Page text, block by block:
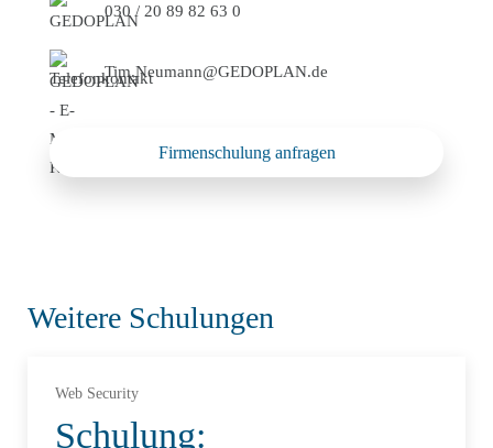
030 / 20 89 82 63 0
Tim.Neumann@GEDOPLAN.de
Firmenschulung anfragen
Weitere Schulungen
Web Security
Schulung: